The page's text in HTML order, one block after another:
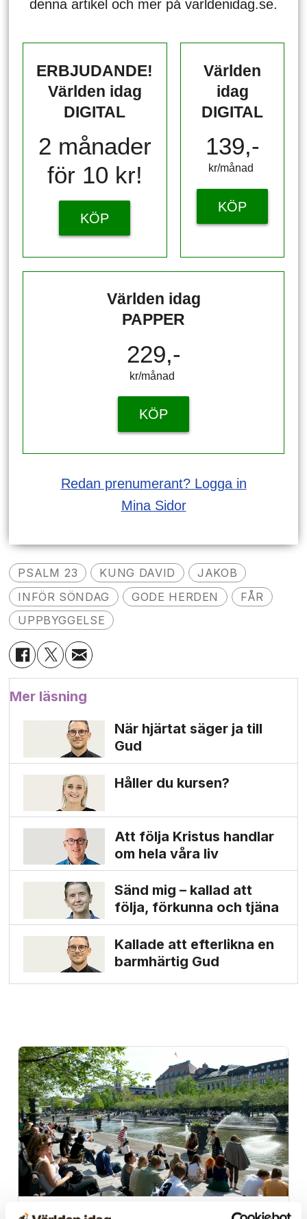
denna artikel och mer på varldenidag.se.
ERBJUDANDE!
Världen idag
DIGITAL
2 månader
för 10 kr!
KÖP
Världen
idag
DIGITAL
139,-
kr/månad ​​​​​​
KÖP
Världen idag
PAPPER
229,-
kr/månad ​​​​​​
KÖP
Redan prenumerant? Logga in
Mina Sidor
PSALM 23 KUNG DAVID
JAKOB
INFÖR SÖNDAG
GODE HERDEN
FÅR
UPPBYGGELSE
Mer läsning
När hjärtat säger ja till
Gud
Håller du kursen?
Att följa Kristus handlar
om hela våra liv
Sänd mig – kallad att
följa, förkunna och tjäna
Kallade att efterlikna en
barmhärtig Gud
Stockholm